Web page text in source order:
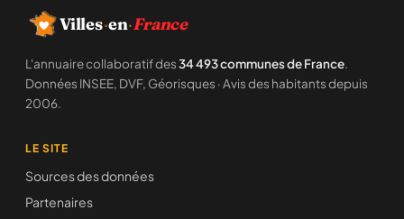
Villes·en·France
L'annuaire collaboratif des34 493 communes de France.
Données INSEE, DVF, Géorisques · Avis des habitants depuis
2006.
LE SITE
Sources des données
Partenaires